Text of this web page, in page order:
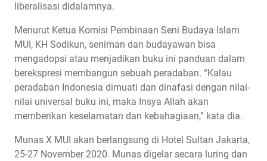
liberalisasi didalamnya.
Menurut Ketua Komisi Pembinaan Seni Budaya Islam
MUI, KH Sodikun, seniman dan budayawan bisa
mengadopsi atau menjadikan buku ini panduan dalam
berekspresi membangun sebuah peradaban. “Kalau
peradaban Indonesia dimuati dan dinafasi dengan nilai-
nilai universal buku ini, maka Insya Allah akan
memberikan keselamatan dan kebahagiaan,” kata dia.
Munas X MUI akan berlangsung di Hotel Sultan Jakarta,
25-27 November 2020. Munas digelar secara luring dan